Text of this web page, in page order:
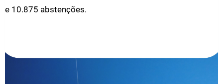
e 10.875 abstenções.